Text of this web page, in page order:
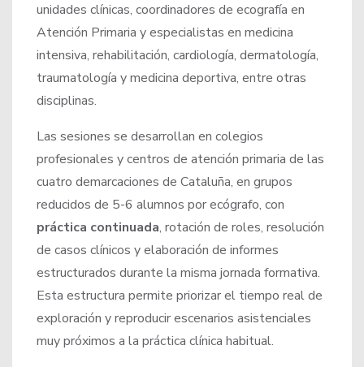
unidades clínicas, coordinadores de ecografía en
Atención Primaria y especialistas en medicina
intensiva, rehabilitación, cardiología, dermatología,
traumatología y medicina deportiva, entre otras
disciplinas.
Las sesiones se desarrollan en colegios
profesionales y centros de atención primaria de las
cuatro demarcaciones de Cataluña, en grupos
reducidos de 5-6 alumnos por ecógrafo, con
práctica continuada, rotación de roles, resolución
de casos clínicos y elaboración de informes
estructurados durante la misma jornada formativa.
Esta estructura permite priorizar el tiempo real de
exploración y reproducir escenarios asistenciales
muy próximos a la práctica clínica habitual.